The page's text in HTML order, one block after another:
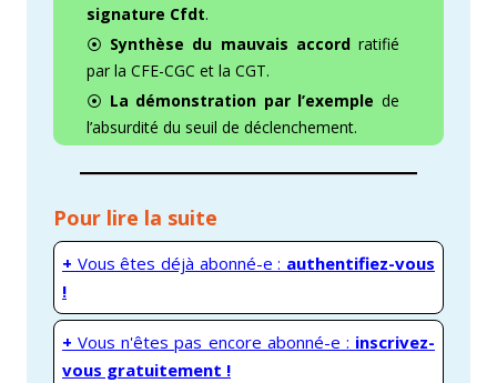
signature Cfdt.
⦿ Synthèse du mauvais accordratifié
par la CFE-CGC et la CGT.
⦿ La démonstration par l’exemple de
l’absurdité du seuil de déclenchement.
Pour lire la suite
+ Vous êtes déjà abonné-e : authentifiez-vous
!
+ Vous n'êtes pas encore abonné-e : inscrivez-
vous gratuitement !